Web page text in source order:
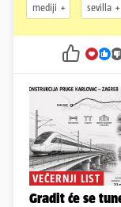
mediji sevilla